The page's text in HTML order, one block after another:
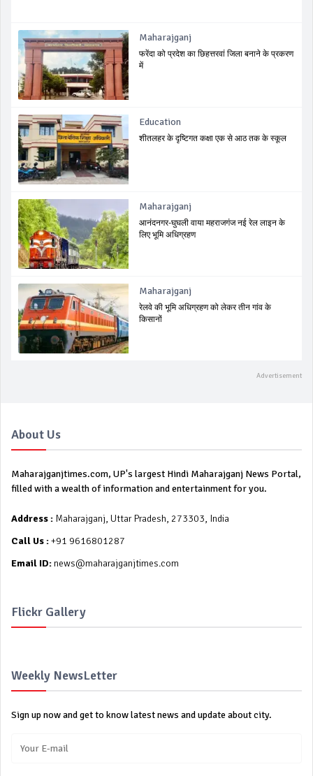
Maharajganj
फरेंदा को प्रदेश का छिहत्तरवां जिला बनाने के प्रकरण
में
Education
शीतलहर के दृष्टिगत कक्षा एक से आठ तक के स्कूल
Maharajganj
आनंदनगर-घुघली वाया महराजगंज नई रेल लाइन के
लिए भूमि अधिग्रहण
Maharajganj
रेलवे की भूमि अधिग्रहण को लेकर तीन गांव के
किसानों
About Us
Maharajganjtimes.com, UP's largest Hindi Maharajganj News Portal,
filled with a wealth of information and entertainment for you.
Address : Maharajganj, Uttar Pradesh, 273303, India
Call Us :+91 9616801287
Email ID:news@maharajganjtimes.com
Flickr Gallery
Weekly NewsLetter
Sign up now and get to know latest news and update about city.